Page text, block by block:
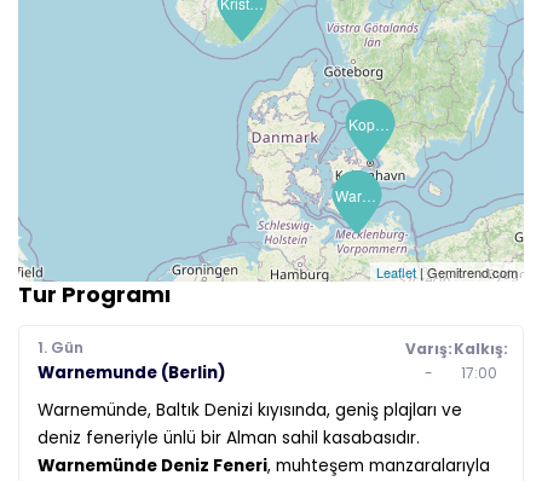
Warnemunde (Berlin)
Kopenhag
Warnemunde (Berlin)
Leaflet| Gemitrend.com
Tur Programı
1. Gün
Warnemunde (Berlin)
Varış:
-
Kalkış:
17:00
Warnemünde, Baltık Denizi kıyısında, geniş plajları ve
deniz feneriyle ünlü bir Alman sahil kasabasıdır.
Warnemünde Deniz Feneri, muhteşem manzaralarıyla